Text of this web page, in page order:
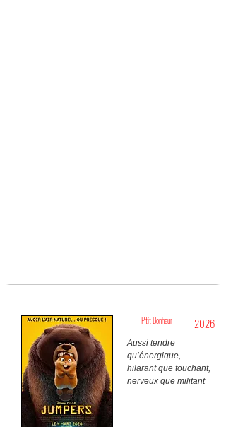
P'tit Bonheur 2026
Aussi tendre
qu’énergique,
hilarant que touchant,
nerveux que militant